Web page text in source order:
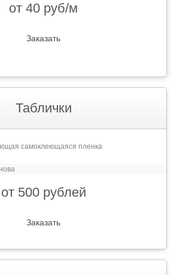
от 40 руб/м
Заказать
Таблички
самоклеющаяся пленка
от 500 рублей
Заказать